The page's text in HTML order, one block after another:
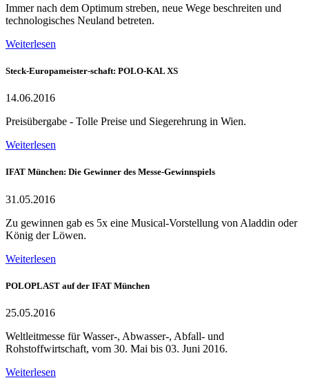
Immer nach dem Optimum streben, neue Wege beschreiten und
technologisches Neuland betreten.
Weiterlesen
Steck-Europameister-schaft: POLO-KAL XS
14.06.2016
Preisübergabe - Tolle Preise und Siegerehrung in Wien.
Weiterlesen
IFAT München: Die Gewinner des Messe-Gewinnspiels
31.05.2016
Zu gewinnen gab es 5x eine Musical-Vorstellung von Aladdin oder
König der Löwen.
Weiterlesen
POLOPLAST auf der IFAT München
25.05.2016
Weltleitmesse für Wasser-, Abwasser-, Abfall- und
Rohstoffwirtschaft, vom 30. Mai bis 03. Juni 2016.
Weiterlesen